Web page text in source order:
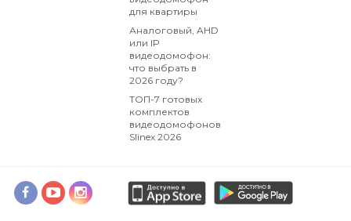
для квартиры
Аналоговый, AHD
или IP
видеодомофон:
что выбрать в
2026 году?
ТОП-7 готовых
комплектов
видеодомофонов
Slinex 2026